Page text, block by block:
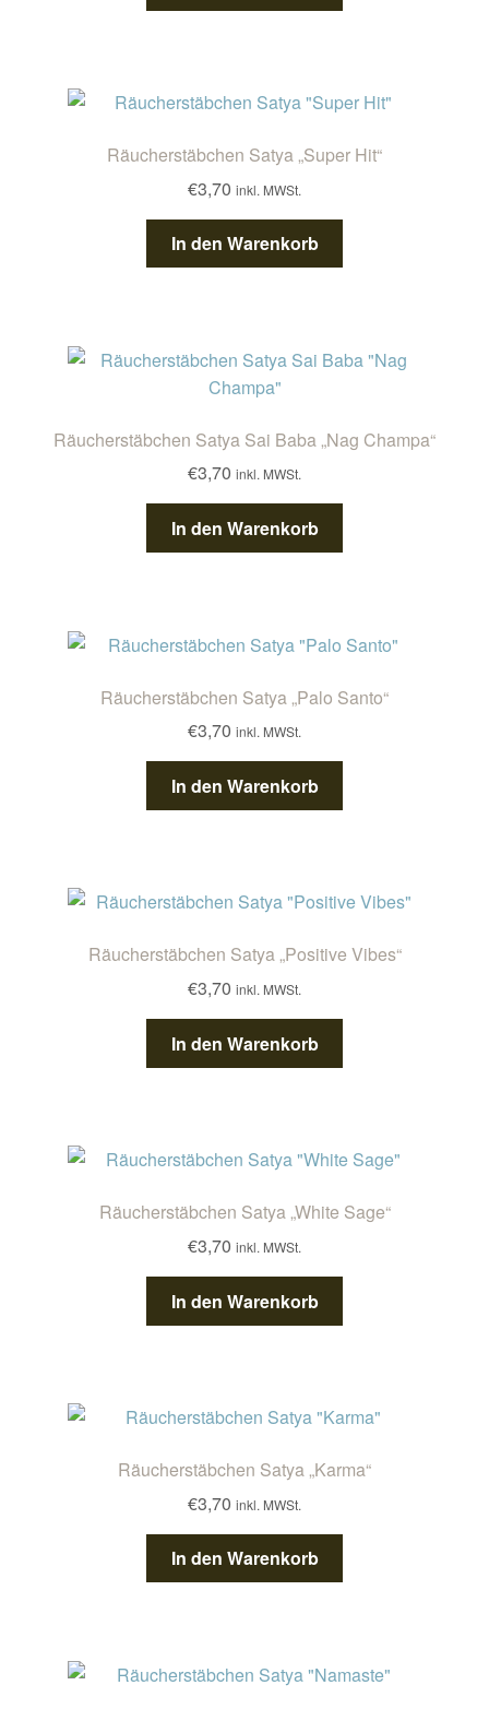
Räucherstäbchen Satya „Super Hit“
€3,70 inkl. MWSt.
In den Warenkorb
Räucherstäbchen Satya Sai Baba „Nag Champa“
€3,70 inkl. MWSt.
In den Warenkorb
Räucherstäbchen Satya „Palo Santo“
€3,70 inkl. MWSt.
In den Warenkorb
Räucherstäbchen Satya „Positive Vibes“
€3,70 inkl. MWSt.
In den Warenkorb
Räucherstäbchen Satya „White Sage“
€3,70 inkl. MWSt.
In den Warenkorb
Räucherstäbchen Satya „Karma“
€3,70 inkl. MWSt.
In den Warenkorb